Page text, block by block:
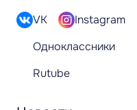
VK Instagram
Одноклассники
Rutube